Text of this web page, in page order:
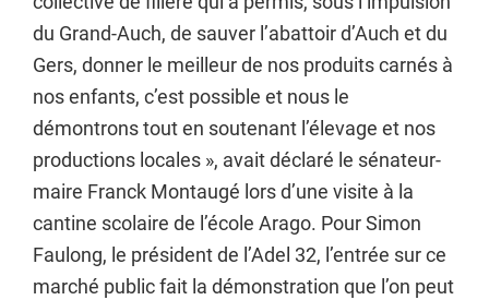
du Grand-Auch, de sauver l’abattoir d’Auch et du
Gers, donner le meilleur de nos produits carnés à
nos enfants, c’est possible et nous le
démontrons tout en soutenant l’élevage et nos
productions locales », avait déclaré le sénateur-
maire Franck Montaugé lors d’une visite à la
cantine scolaire de l’école Arago. Pour Simon
Faulong, le président de l’Adel 32, l’entrée sur ce
marché public fait la démonstration que l’on peut